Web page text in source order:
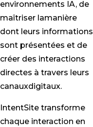
environnements IA, de
maîtriser lamanière
dont leurs informations
sont présentées et de
créer des interactions
directes à travers leurs
canauxdigitaux.
IntentSite transforme
chaque interaction en